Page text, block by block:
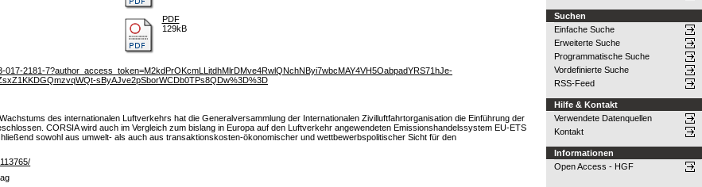
PDF
129kB
017-2181-7?author_access_token=M2kdPrOKcmLLitdhMlrDMve4RwlQNchNByi7wbcMAY4VH5OabpadYRS71hJe-
sByAJve2pSborWCDb0TPs8QDw%3D%3D
des internationalen Luftverkehrs hat die Generalversammlung der Internationalen Zivilluftfahrtorganisation die Einführung der
CORSIA wird auch im Vergleich zum bislang in Europa auf den Luftverkehr angewendeten Emissionshandelssystem EU-ETS
sowohl aus umwelt- als auch aus transaktionskosten-ökonomischer und wettbewerbspolitischer Sicht für den
Suchen
Einfache Suche
Erweiterte Suche
Programmatische Suche
Vordefinierte Suche
RSS-Feed
Hilfe & Kontakt
Verwendete Datenquellen
Kontakt
Informationen
Open Access - HGF